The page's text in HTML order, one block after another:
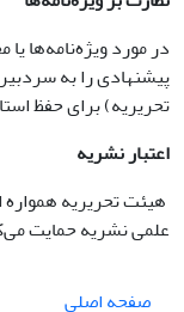
در مورد ویژه‌نامه‌ها
پیشنهادی را به
تحریریه) برای حفظ
اعتبار نشریه
هیئت تحریریه
علمی نشریه حمایت
صفحه اصلی